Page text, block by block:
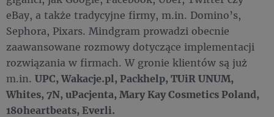
eBay, a także tradycyjne firmy, m.in. Domino’s,
Sephora, Pixars. Mindgram prowadzi obecnie
zaawansowane rozmowy dotyczące implementacji
rozwiązania w firmach. W gronie klientów są już
m.in. UPC, Wakacje.pl, Packhelp, TUiR UNUM,
Whites, 7N, uPacjenta, Mary Kay Cosmetics Poland,
180heartbeats, Everli.